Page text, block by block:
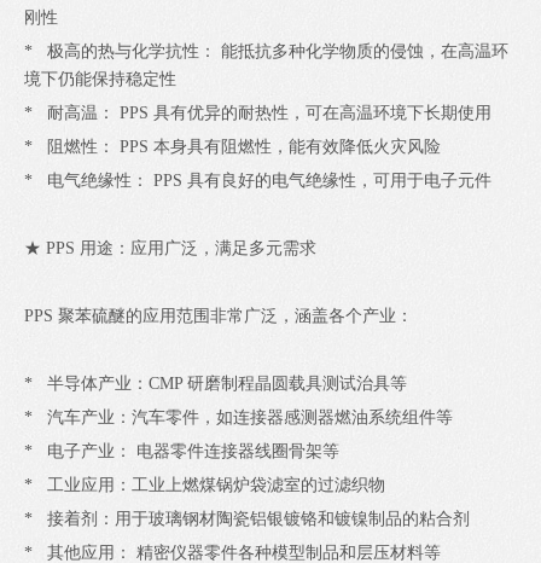
刚性
* 极高的热与化学抗性： 能抵抗多种化学物质的侵蚀，在高温环
境下仍能保持稳定性
* 耐高温： PPS 具有优异的耐热性，可在高温环境下长期使用
* 阻燃性： PPS 本身具有阻燃性，能有效降低火灾风险
* 电气绝缘性： PPS 具有良好的电气绝缘性，可用于电子元件
★ PPS 用途：应用广泛，满足多元需求
PPS 聚苯硫醚的应用范围非常广泛，涵盖各个产业：
* 半导体产业：CMP 研磨制程晶圆载具测试治具等
* 汽车产业：汽车零件，如连接器感测器燃油系统组件等
* 电子产业： 电器零件连接器线圈骨架等
* 工业应用：工业上燃煤锅炉袋滤室的过滤织物
* 接着剂：用于玻璃钢材陶瓷铝银镀铬和镀镍制品的粘合剂
* 其他应用： 精密仪器零件各种模型制品和层压材料等